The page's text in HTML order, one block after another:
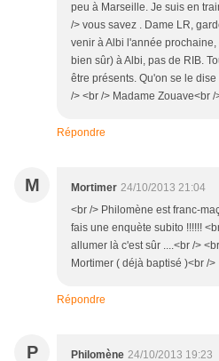
peu à Marseille. Je suis en
/> vous savez . Dame LR,
venir à Albi l'année
bien sûr) à Albi, pas de RIB.
être présents. Qu'on se le
/> <br /> Madame Zouave<br /
Répondre
M Mortimer 24/10/2013 21:04
<br /> Philomène est franc-
fais une enquète subito !!!!!!
allumer là c'est sûr ....<br />
Mortimer ( déjà baptisé )<br />
Répondre
P Philomène 24/10/2013 19:23